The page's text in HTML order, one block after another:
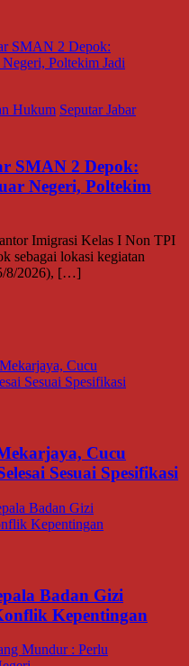
Hukum Seputar Jabar
SMAN 2 Depok:
Negeri, Poltekim
Imigrasi Kelas I Non TPI
sebagai lokasi kegiatan
8/2026), […]
Cucu
Sesuai Spesifikasi
Badan Gizi
Kepentingan